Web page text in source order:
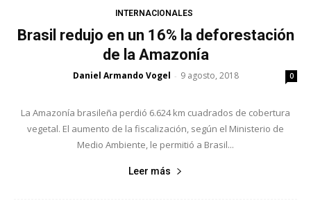
INTERNACIONALES
Brasil redujo en un 16% la deforestación
de la Amazonía
Daniel Armando Vogel - 9 agosto, 2018 0
La Amazonía brasileña perdió 6.624 km cuadrados de cobertura
vegetal. El aumento de la fiscalización, según el Ministerio de
Medio Ambiente, le permitió a Brasil...
Leer más